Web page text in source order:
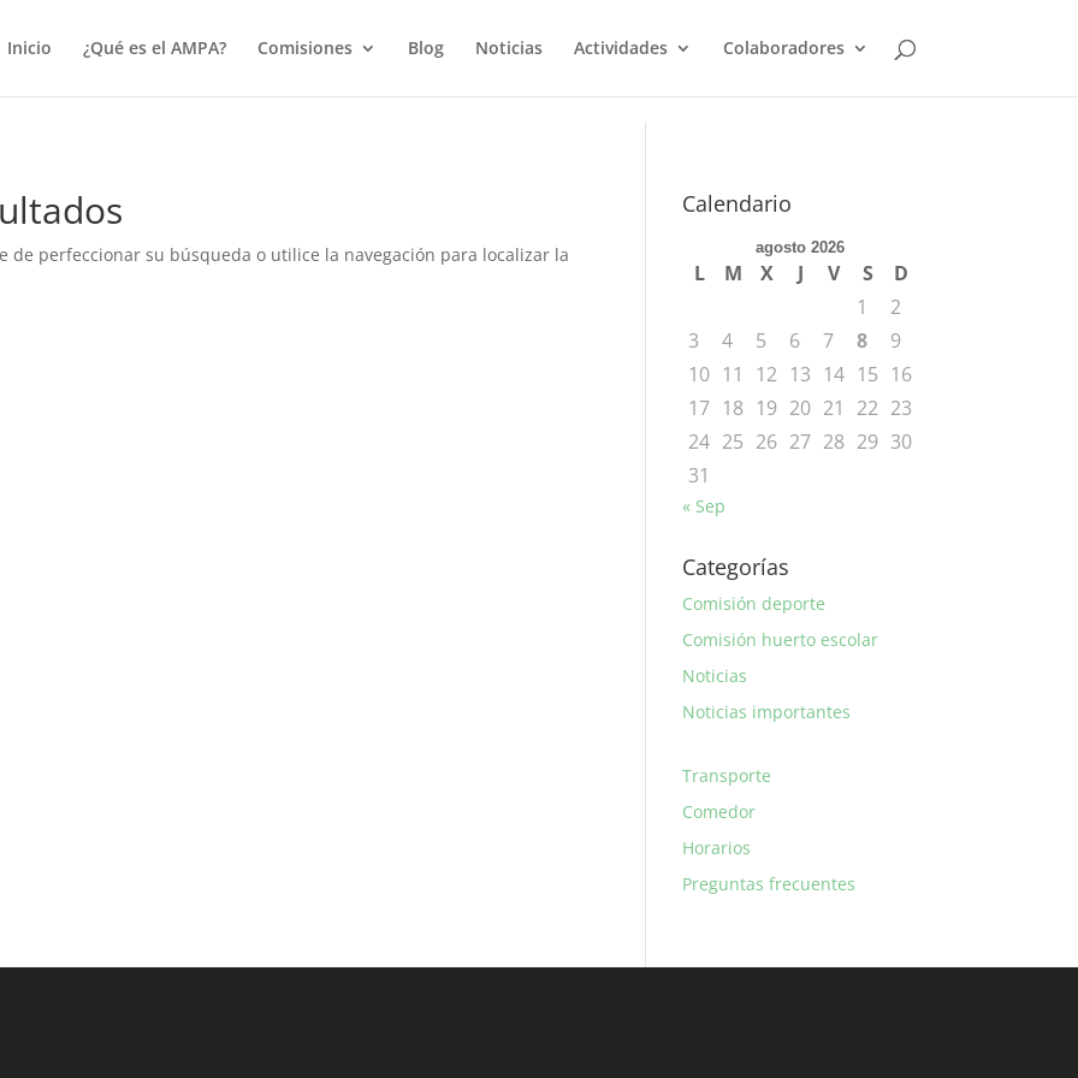
Inicio
¿Qué es el AMPA? Comisiones Blog Noticias Actividades Colaboradores
de perfeccionar su búsqueda o utilice la navegación para localizar la
Calendario
agosto 2026
L M X J V S
D
1
2
3
4 5 6 7 8
9
10 11 12 13 14 15 16
17 18 19 20 21 22 23
24 25 26 27 28 29 30
31
« Sep
Categorías
Comisión deporte
Comisión huerto escolar
Noticias
Noticias importantes
Transporte
Comedor
Horarios
Preguntas frecuentes